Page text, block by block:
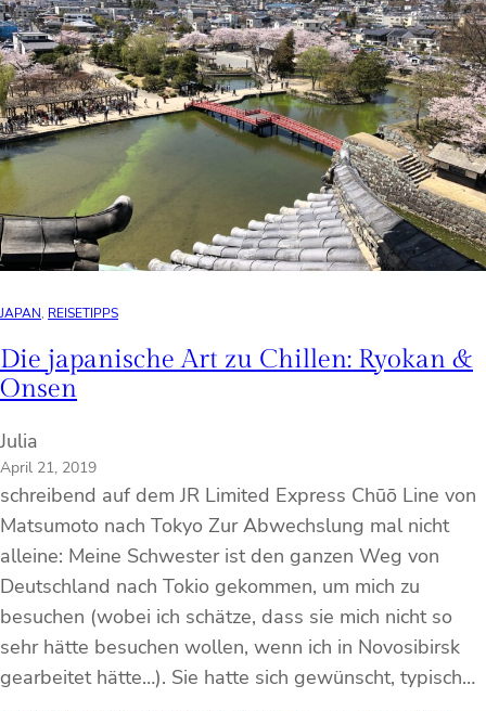
JAPAN, REISETIPPS
Die japanische Art zu Chillen: Ryokan &
Onsen
Julia
April 21, 2019
schreibend auf dem JR Limited Express Chūō Line von
Matsumoto nach Tokyo Zur Abwechslung mal nicht
alleine: Meine Schwester ist den ganzen Weg von
Deutschland nach Tokio gekommen, um mich zu
besuchen (wobei ich schätze, dass sie mich nicht so
sehr hätte besuchen wollen, wenn ich in Novosibirsk
gearbeitet hätte…). Sie hatte sich gewünscht, typisch…